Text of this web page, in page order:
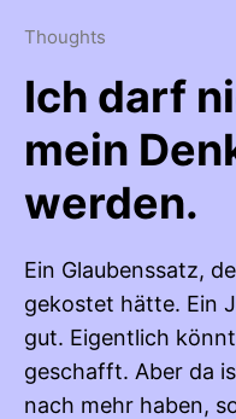
Thoughts
Ich darf
mein
werden.
Ein Glaubenssatz,
gekostet hätte. Ein
gut. Eigentlich
geschafft. Aber da
nach mehr haben,